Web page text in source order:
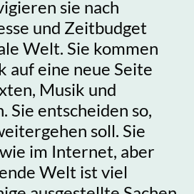
sie nach
und Zeitbudget
Welt. Sie kommen
auf eine neue Seite
Musik und
Sie entscheiden so,
soll. Sie
im Internet, aber
Welt ist viel